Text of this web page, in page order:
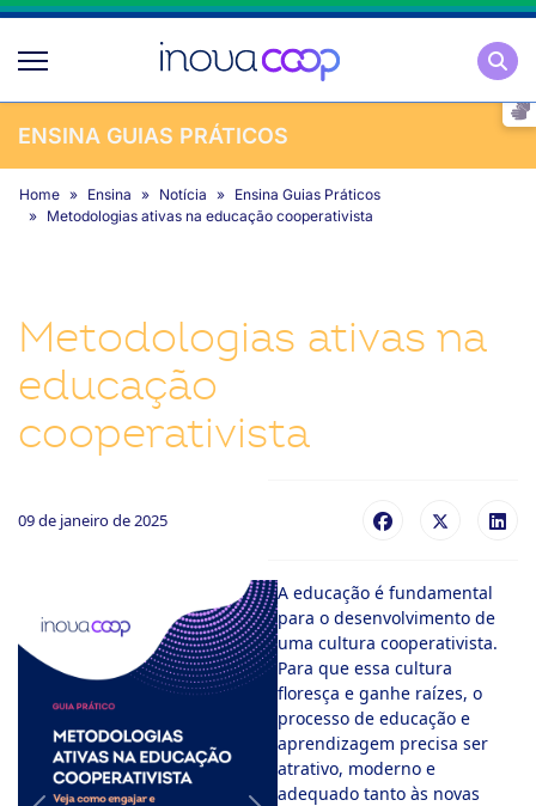
ENSINA GUIAS PRÁTICOS
Home Ensina Notícia
Ensina Guias Práticos
Metodologias ativas na educação cooperativista
Metodologias ativas na
educação
cooperativista
09 de janeiro de 2025
A educação é fundamental
para o desenvolvimento de
uma cultura cooperativista.
Para que essa cultura
floresça e ganhe raízes, o
processo de educação e
aprendizagem precisa ser
atrativo, moderno e
adequado tanto às novas